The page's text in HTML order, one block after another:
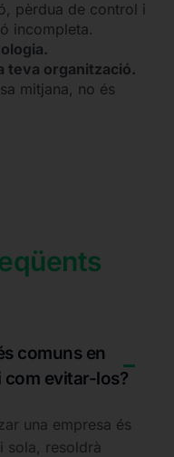
pèrdua de control i
incompleta.
teva organització.
mitjana, no és
comuns en
evitar-los?
una empresa és
sola, resoldrà